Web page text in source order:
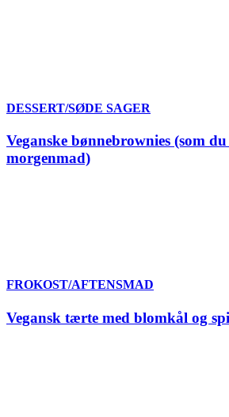
DESSERT/SØDE SAGER
Veganske bønnebrownies (som
morgenmad)
FROKOST/AFTENSMAD
Vegansk tærte med blomkål og